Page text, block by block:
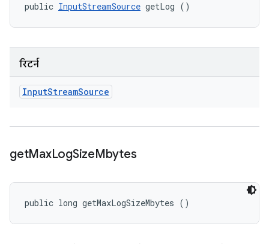
public InputStreamSource getLog ()
रिटर्न
InputStreamSource
getMaxLogSizeMbytes
public long getMaxLogSizeMbytes ()